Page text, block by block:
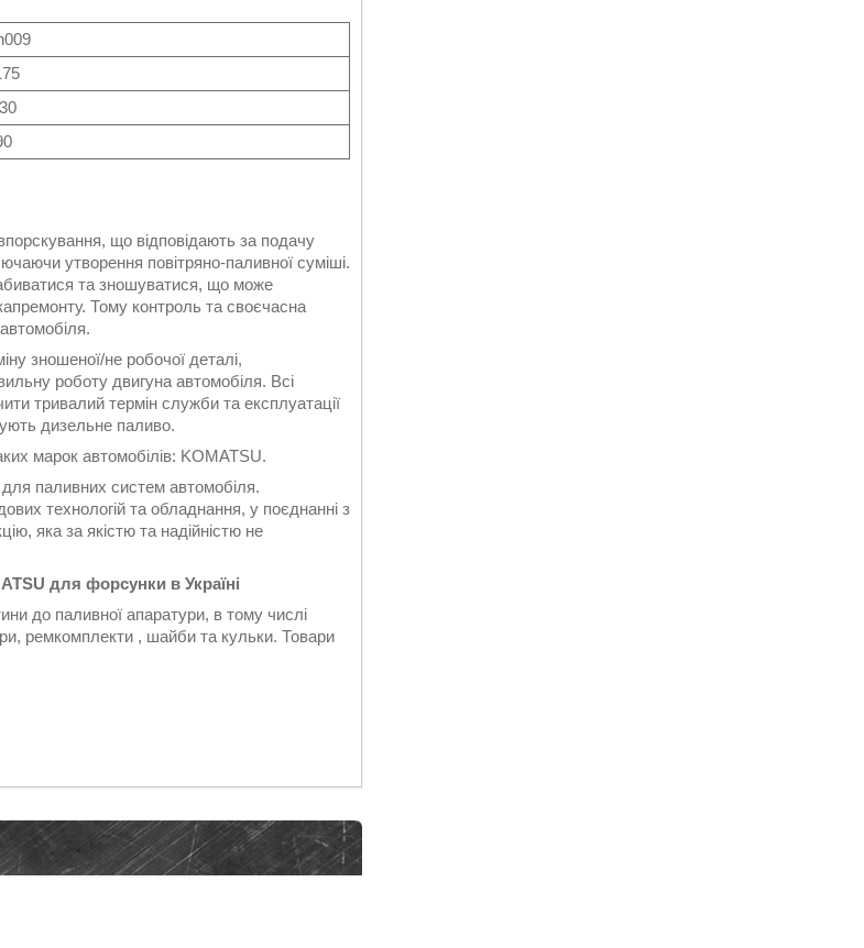
що відповідають за подачу
утворення повітряно-паливної суміші.
та зношуватися, що може
Тому контроль та своєчасна
зношеної/не робочої деталі,
роботу двигуна автомобіля. Всі
тривалий термін служби та експлуатації
дизельне паливо.
марок автомобілів: KOMATSU.
паливних систем автомобіля.
технологій та обладнання, у поєднанні з
яка за якістю та надійністю не
для форсунки в Україні
до паливної апаратури, в тому числі
ремкомплекти , шайби та кульки. Товари